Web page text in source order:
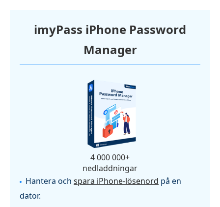
imyPass iPhone Password
Manager
4 000 000+
nedladdningar
Hantera och spara iPhone-lösenord på en
dator.